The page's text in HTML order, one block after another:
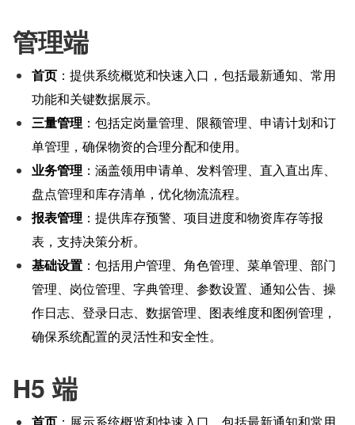
管理端
首页 ：提供系统概览和快速入口，包括最新通知、常用
功能和关键数据展示。
三量管理 ：包括定岗量管理、限额管理、申请计划和订
单管理，确保物资的合理分配和使用。
业务管理 ：涵盖领用申请单、发料管理、直入直出库、
盘点管理和库存清单，优化物流流程。
报表管理 ：提供库存预警、项目进度和物资库存等报
表，支持决策分析。
基础设置 ：包括用户管理、角色管理、菜单管理、部门
管理、岗位管理、字典管理、参数设置、通知公告、操
作日志、登录日志、数据管理、图表维度和图例管理，
确保系统配置的灵活性和安全性。
H5 端